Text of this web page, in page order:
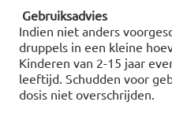
Gebruiksadvies
Indien niet anders
druppels in een kleine
Kinderen van 2-15 jaar
leeftijd. Schudden voor
dosis niet overschrijden.